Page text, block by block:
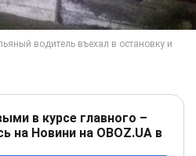
в курсе главного –
на Новини на OBOZ.UA в